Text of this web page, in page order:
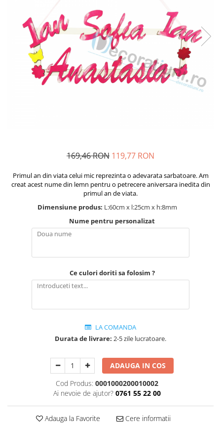
Cutii pentru poze si stick usb botez
Panouri si rame decor botez
Candy bar botez
Decoratiuni botez diverse
169,46 RON 119,77 RON
Primul an din viata celui mic reprezinta o adevarata sarbatoare. Am
creat acest nume din lemn pentru o petrecere aniversara inedita din
primul an de viata.
Dimensiune produs: L:60cm x l:25cm x h:8mm
Nume pentru personalizat
Ce culori doriti sa folosim ?
LA COMANDA
Durata de livrare: 2-5 zile lucratoare.
ADAUGA IN COS
Cod Produs: 0001000200010002
Ai nevoie de ajutor? 0761 55 22 00
Adauga la Favorite Cere informatii